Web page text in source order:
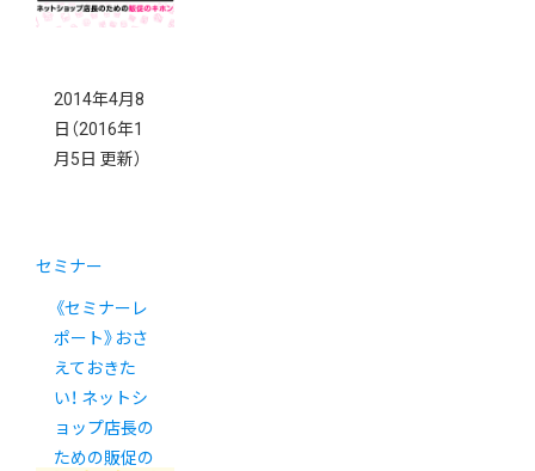
2014年4月8
日 （2016年1
月5日 更新）
セミナー
《セミナーレ
ポート》おさ
えておきた
い！ ネットシ
ョップ店長の
ための販促の